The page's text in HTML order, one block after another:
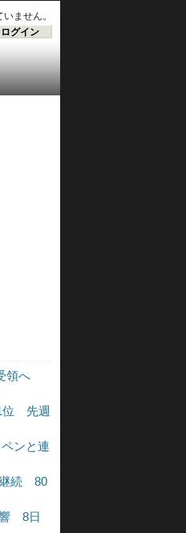
ません。
領へ
位 先週
ンと連
継続 80
響 8日